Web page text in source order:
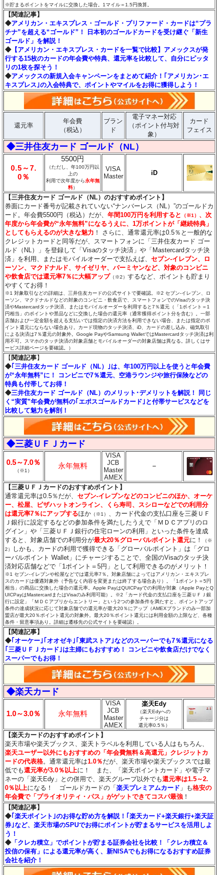
※貯まるポイントをマイルに交換した場合。1マイル＝1.5円換算。
【関連記事】
◆アメリカン・エキスプレス・ゴールド・プリファード・カードは“プラ
チナ”を超える“ゴールド”！ 日本初のゴールドカードを受け継ぐ「新生
ゴールド」を解説！
◆ 【アメリカン・エキスプレス・カードを一覧で比較】アメックスが発
行する15枚のカードの年会費や特典、還元率を比較して、自分にピッタ
リの1枚を探そう！
◆アメックスの新規入会キャンペーンをまとめて紹介！｢アメリカン･エ
キスプレス｣の入会特典で、ポイントやマイルをお得に獲得しよう！
還元率
年会費
（税込）
ブラン
ド
電子マネー対応
（ポイント付与対
象）
カード
フェイス
◆三井住友カード ゴールド（NL）
0.5～7.
0％
5500円
（ただし、年100万円以
上の
利用で次年度から永年無
料）
VISA
Master
iD
【三井住友カード ゴールド（NL）のおすすめポイント】
券面にカード番号が記載されていない“ナンバーレス（NL）”のゴールドカ
ード。年会費5500円（税込）だが、年間100万円を利用すると （※1） 、次
年度から年会費が“永年無料”になるうえに、1万ポイントが「継続特典」
としてもらえるのが大きな魅力 ！ さらに、通常還元率は0.5％と一般的な
クレジットカードと同等だが、スマートフォンに「三井住友カード ゴー
ルド（NL）」を登録して「Visaのタッチ決済」や「Mastercardタッチ決
済」を利用、またはモバイルオーダーで支払えば、セブン‐イレブン、ロ
ーソン、マクドナルド、サイゼリヤ、バーミヤンなど、対象のコンビニ
や飲食店では還元率7％に大幅アップ （※2）するなど、ポイントも貯まり
やすくてお得！
※1 対象取引などの詳細は、三井住友カードの公式サイトで要確認。※2 セブン‐イレブン、ロ
ーソン、マクドナルドなどの対象のコンビニ・飲食店で、スマートフォンでのVisaのタッチ決
済やMastercardタッチ決済、またはモバイルオーダーを利用すると7％還元（「1ポイント＝1
円相当」のポイントや景品などに交換した場合の還元率（通常獲得ポイント分を含む）。一部
店舗および一定金額を超える支払いでは指定の決済方法を利用できない場合、または指定のポ
イント還元にならない場合あり。カード現物のタッチ決済、iD、カードの差し込み、磁気取引
による決済は7％還元の対象外。Google PayやSamsung WalletではMastercardタッチ決済は利
用不可。スマホのタッチ決済の対象店舗とモバイルオーダーの対象店舗は異なる。詳しくはサ
ービス詳細ページを要確認。）
【 関連記事】
◆ ｢三井住友カード ゴールド（NL）｣は、年100万円以上を使うと年会費
が“永年無料”に！ コンビニで7％還元、空港ラウンジや旅行保険などの
特典も付帯してお得！
◆三井住友カード ゴールド（NL）のメリット･デメリットを解説！ 同じ
く“実質”年会費が無料の｢エポスゴールドカード｣と付帯サービスなどを
比較して魅力を解剖！
◆三菱ＵＦＪカード
0.5～7.0％
（※1）
永年無料
VISA
JCB
Master
AMEX
－
【三菱ＵＦＪカードのおすすめポイント】
通常還元率は0.5％だが、セブン‐イレブンなどのコンビニのほか、オーケ
ー、松屋、ピザハットオンライン、くら寿司、スシローなどでの利用分
は還元率7％にアップするほか （※1）
、カード代金の支払口座を三菱ＵＦ
Ｊ銀行に設定するなどの参加条件を満たしたうえで「ＭＤＣアプリのロ
グイン」や「三菱ＵＦＪ銀行の住宅ローンの利用」といった条件を達成
すると、対象店舗での利用分が最大20％グローバルポイント還元に！
（※
2）
しかも、カードの利用で獲得できる「グローバルポイント」は「グロ
ーバルポイント Wallet」にチャージすることで、全国のVisaのタッチ決
済対応店舗などで「1ポイント＝5円」として利用できるのがメリット！
※1 セブン‐イレブンや松屋などでは還元率7％。対象店舗によってはアメリカン・エキスプレ
スのカードは優遇対象外（予告なく内容を変更または終了する場合あり）。「1ポイント＝5円
相当」の商品に交換した場合の還元率。Apple PayはQUICPayでの利用が対象（Apple PayとQ
UICPayはMastercardまたはVisaのみ利用可能）。※2「カード代金の支払口座を三菱ＵＦＪ銀
行に設定」「ＭＤＣアプリからエントリー」という2つの参加条件を満たすと、ポイントアップ
条件の達成状況に応じて対象店舗での還元率が最大20％にアップ（AMEXブランドのみ一部加
盟店が最大20％ポイント還元の対象外。最大20％ポイント還元には利用金額の上限など、各種
条件・留意事項あり。詳細は遷移先の公式サイトを要確認）。
【関連記事】
◆ ｢オーケー｣｢オオゼキ｣｢東武ストア｣などのスーパーでも7％還元になる
｢三菱ＵＦＪカード｣は主婦にもおすすめ！ コンビニや飲食店だけでなく
スーパーでもお得！
◆楽天カード
1.0～3.0％ 永年無料
VISA
JCB
Master
AMEX
楽天Edy
（楽天Edyへの
チャージ分は
還元率0.5％）
【楽天カードのおすすめポイント】
楽天市場や楽天ブックス、楽天トラベルを利用している人はもちろん、
楽天ユーザー以外にもおすすめの「年会費無料＆高還元」クレジットカ
ードの代表格。通常還元率は1.0％だが、楽天市場や楽天ブックスでは最
低でも還元率が3.0％ 以上に！ また、「楽天ポイントカード」や電子マ
ネーの「楽天Edy」との併用で、楽天グループ以外でも還元率は1.5～2.
0％以上になる！ ゴールドカードの「楽天プレミアムカード 」も格安の
年会費で「プライオリティ・パス」がゲットできてコスパ最強 ！
【関連記事】
◆ ｢楽天ポイント｣のお得な貯め方を解説！｢楽天カード+楽天銀行+楽天証
券｣など、楽天市場のSPUでお得にポイントが貯まるサービスを活用しよ
う！
◆ 「クレカ積立」でポイントが貯まる証券会社を比較！「クレカ積立＆
投信の保有」による還元率が高く、新NISAでもお得になるおすすめ証券
会社を紹介！